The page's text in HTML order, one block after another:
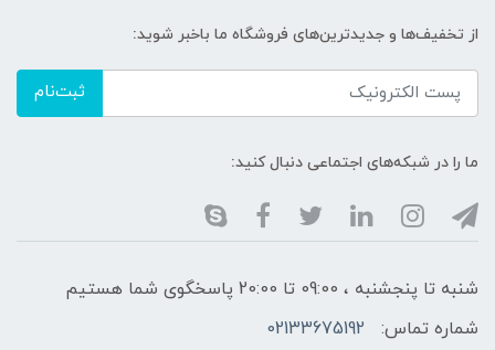
از تخفیف‌ها و جدیدترین‌های فروشگاه ما باخبر شوید:
ثبت‌نام
ما را در شبکه‌های اجتماعی دنبال کنید:
شنبه تا پنجشنبه ، 09:00 تا 20:00 پاسخگوی شما هستیم
شماره تماس:
02133675192